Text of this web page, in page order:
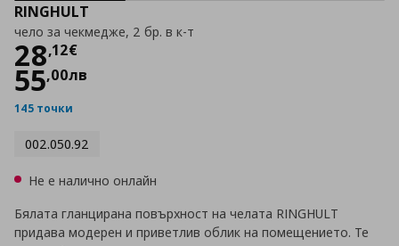
RINGHULT
чело за чекмедже, 2 бр. в к-т
28,12€
Цена
55,00лв
145 точки
002.050.92
Не е налично онлайн
Бялата гланцирана повърхност на челата RINGHULT
придава модерен и приветлив облик на помещението. Те